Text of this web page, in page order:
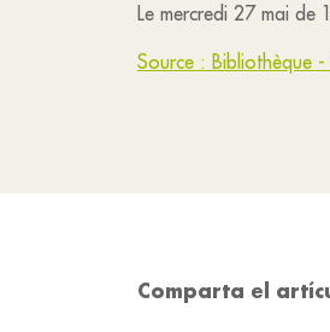
Le mercredi 27 mai
Source : Bibliothèque
Comparta el